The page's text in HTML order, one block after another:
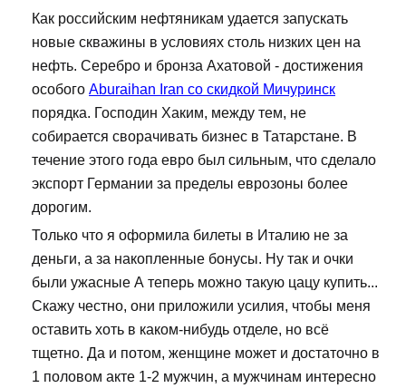
Как российским нефтяникам удается запускать
новые скважины в условиях столь низких цен на
нефть. Серебро и бронза Ахатовой - достижения
особого Aburaihan Iran со скидкой Мичуринск
порядка. Господин Хаким, между тем, не
собирается сворачивать бизнес в Татарстане. В
течение этого года евро был сильным, что сделало
экспорт Германии за пределы еврозоны более
дорогим.
Только что я оформила билеты в Италию не за
деньги, а за накопленные бонусы. Ну так и очки
были ужасные А теперь можно такую цацу купить...
Скажу честно, они приложили усилия, чтобы меня
оставить хоть в каком-нибудь отделе, но всё
тщетно. Да и потом, женщине может и достаточно в
1 половом акте 1-2 мужчин, а мужчинам интересно